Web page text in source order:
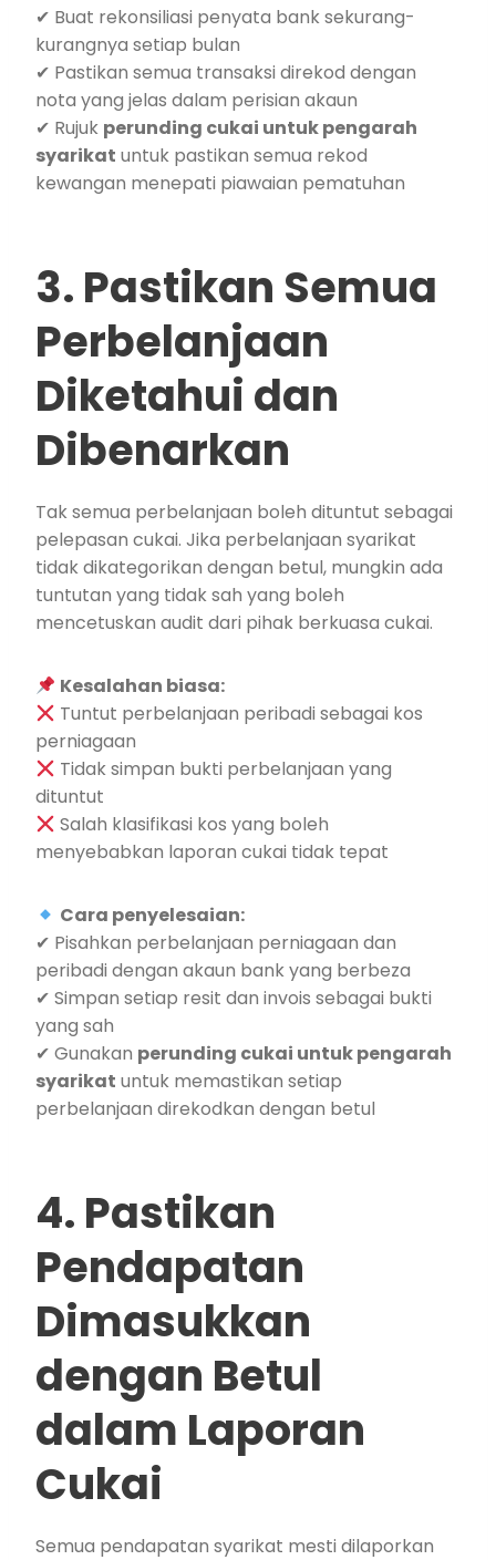
✔ Buat rekonsiliasi penyata bank sekurang-
kurangnya setiap bulan
✔ Pastikan semua transaksi direkod dengan
nota yang jelas dalam perisian akaun
✔ Rujuk perunding cukai untuk pengarah
syarikat untuk pastikan semua rekod
kewangan menepati piawaian pematuhan
3. Pastikan Semua
Perbelanjaan
Diketahui dan
Dibenarkan
Tak semua perbelanjaan boleh dituntut sebagai
pelepasan cukai. Jika perbelanjaan syarikat
tidak dikategorikan dengan betul, mungkin ada
tuntutan yang tidak sah yang boleh
mencetuskan audit dari pihak berkuasa cukai.
Kesalahan biasa:
Tuntut perbelanjaan peribadi sebagai kos
perniagaan
Tidak simpan bukti perbelanjaan yang
dituntut
Salah klasifikasi kos yang boleh
menyebabkan laporan cukai tidak tepat
Cara penyelesaian:
✔ Pisahkan perbelanjaan perniagaan dan
peribadi dengan akaun bank yang berbeza
✔ Simpan setiap resit dan invois sebagai bukti
yang sah
✔ Gunakan perunding cukai untuk pengarah
syarikat untuk memastikan setiap
perbelanjaan direkodkan dengan betul
4. Pastikan
Pendapatan
Dimasukkan
dengan Betul
dalam Laporan
Cukai
Semua pendapatan syarikat mesti dilaporkan